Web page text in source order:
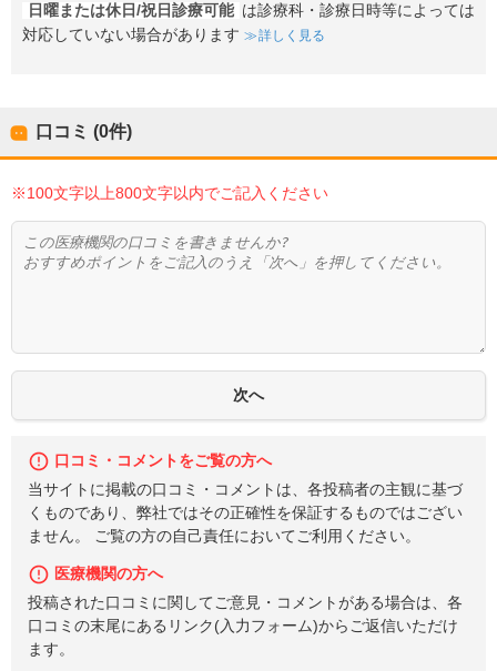
日曜または休日/祝日診療可能 は診療科・診療日時等によっては
対応していない場合があります
詳しく見る
口コミ (0件)
※100文字以上800文字以内でご記入ください
口コミ・コメントをご覧の方へ
当サイトに掲載の口コミ・コメントは、各投稿者の主観に基づ
くものであり、弊社ではその正確性を保証するものではござい
ません。 ご覧の方の自己責任においてご利用ください。
医療機関の方へ
投稿された口コミに関してご意見・コメントがある場合は、各
口コミの末尾にあるリンク(入力フォーム)からご返信いただけ
ます。